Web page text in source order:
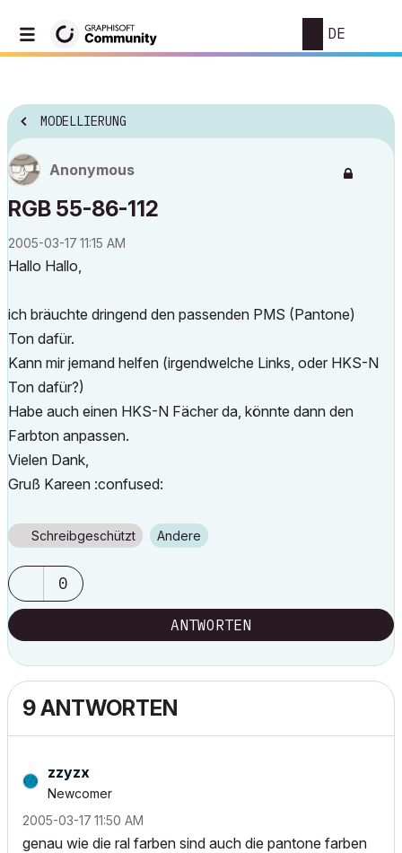
DE
MODELLIERUNG
Anonymous
RGB 55-86-112
‎2005-03-17 11:15 AM
Hallo Hallo,
ich bräuchte dringend den passenden PMS (Pantone)
Ton dafür.
Kann mir jemand helfen (irgendwelche Links, oder HKS-N
Ton dafür?)
Habe auch einen HKS-N Fächer da, könnte dann den
Farbton anpassen.
Vielen Dank,
Gruß Kareen :confused:
Schreibgeschützt Andere
0
ANTWORTEN
9 ANTWORTEN
zzyzx
Newcomer
‎2005-03-17 11:50 AM
genau wie die ral farben sind auch die pantone farben